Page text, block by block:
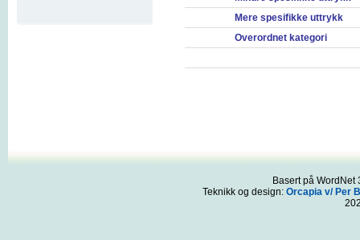
Mere spesifikke uttrykk
Overordnet kategori
Basert på
Teknikk og design: Orcapia v/ Per